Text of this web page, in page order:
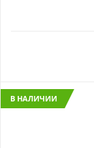
В НАЛИЧИИ